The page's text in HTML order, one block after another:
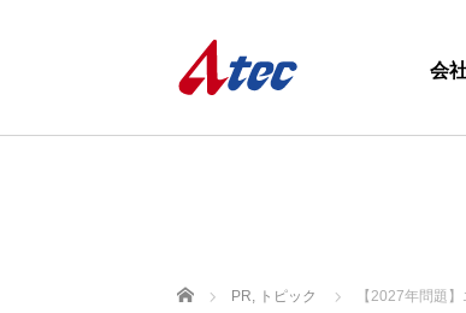
会
ホーム PR, トピック 【2027年問題